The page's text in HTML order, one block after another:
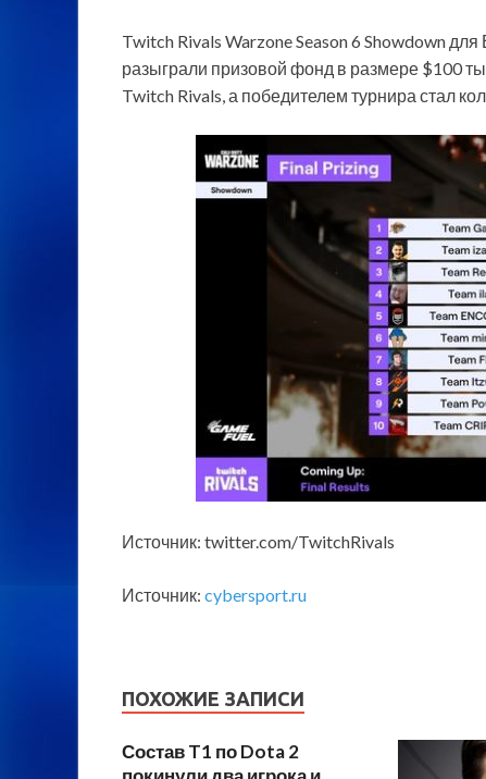
Twitch Rivals Warzone Season 6 Showdown
разыграли призовой фонд в размере $100
Twitch Rivals, а победителем турнира стал
Источник: twitter.com/TwitchRivals
Источник: cybersport.ru
ПОХОЖИЕ ЗАПИСИ
Состав T1 по Dota 2